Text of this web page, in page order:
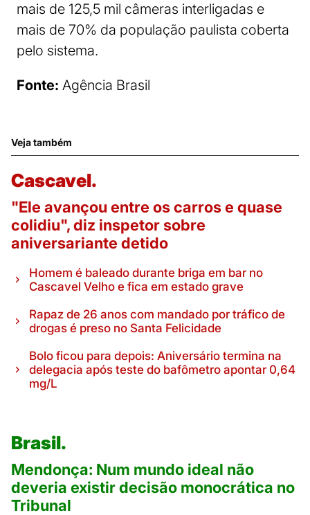
mais de 125,5 mil câmeras interligadas e
mais de 70% da população paulista coberta
pelo sistema.
Fonte: Agência Brasil
Veja também
Cascavel.
"Ele avançou entre os carros e quase
colidiu", diz inspetor sobre
aniversariante detido
Homem é baleado durante briga em bar no
Cascavel Velho e fica em estado grave
Rapaz de 26 anos com mandado por tráfico de
drogas é preso no Santa Felicidade
Bolo ficou para depois: Aniversário termina na
delegacia após teste do bafômetro apontar 0,64
mg/L
Brasil.
Mendonça: Num mundo ideal não
deveria existir decisão monocrática no
Tribunal